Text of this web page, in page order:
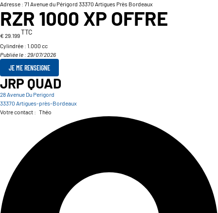
Adresse : 71 Avenue du Périgord 33370 Artigues Près Bordeaux
RZR 1000 XP OFFRE
€ 29.199TTC
Cylindrée : 1.000 cc
Publiée le : 29/07/2026
JE ME RENSEIGNE
JRP QUAD
28 Avenue Du Perigord
33370 Artigues-près-Bordeaux
Votre contact : Théo